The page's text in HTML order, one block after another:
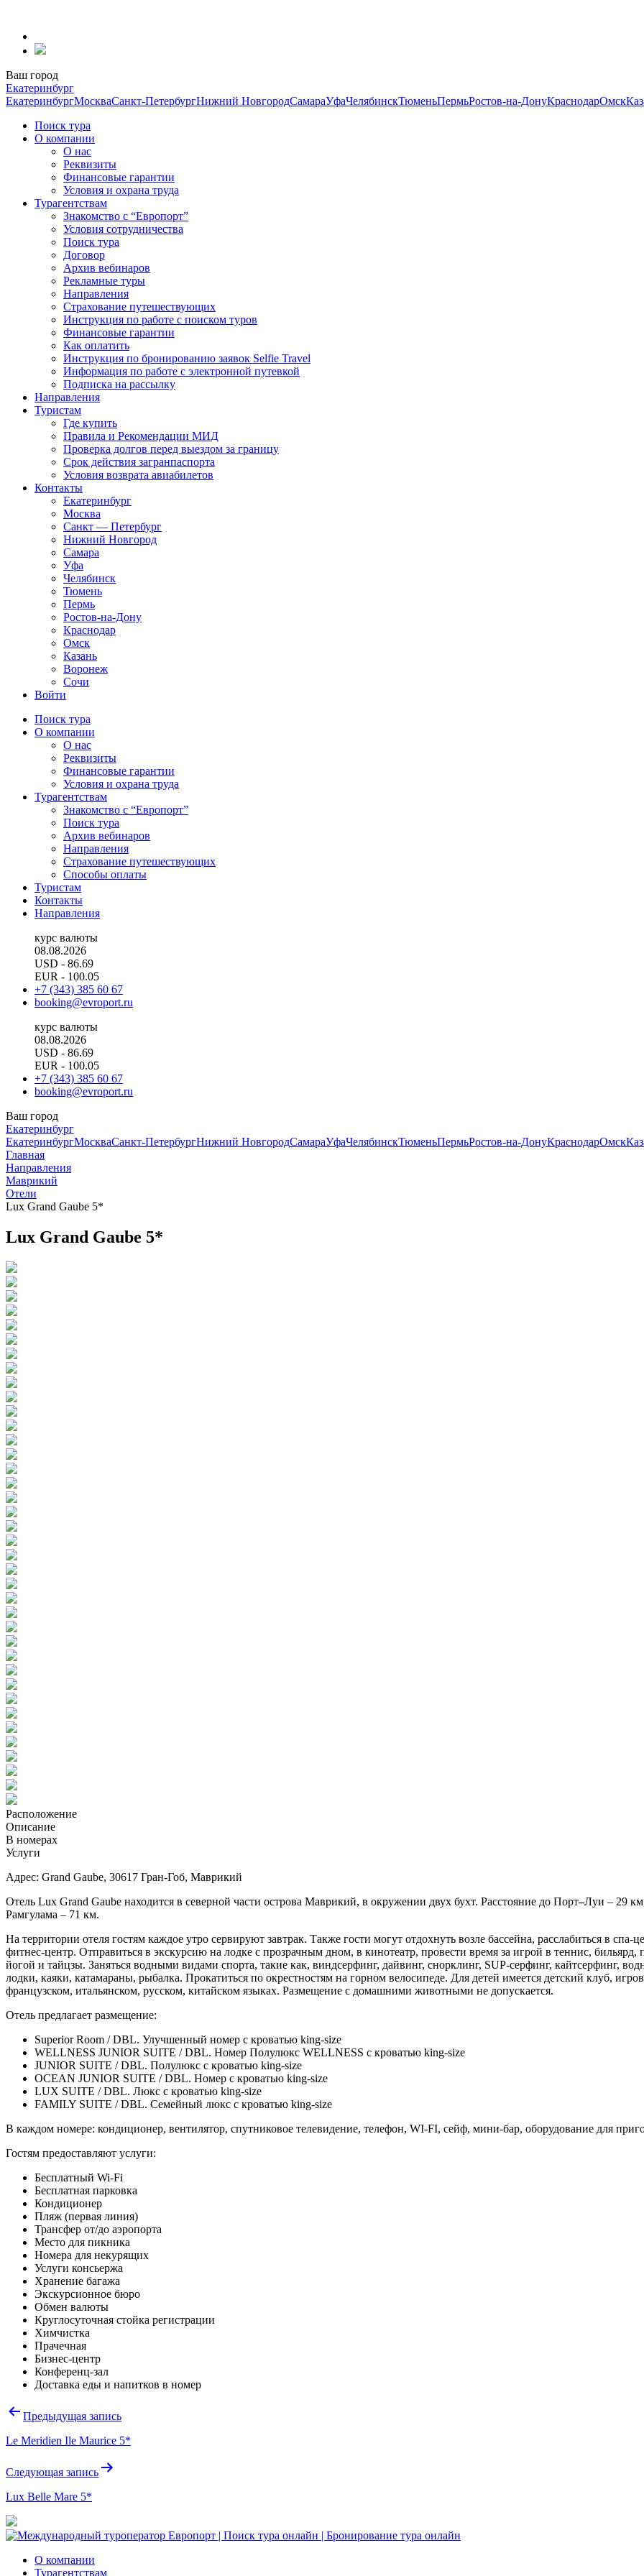
содержанию
Ваш город
Екатеринбург
ЕкатеринбургМоскваСанкт-ПетербургНижний НовгородСамараУфаЧелябинскТюменьПермьРостов-на-ДонуКраснодарОмск
Поиск тура
О компании
О нас
Реквизиты
Финансовые гарантии
Условия и охрана труда
Турагентствам
Знакомство с “Европорт”
Условия сотрудничества
Поиск тура
Договор
Архив вебинаров
Рекламные туры
Направления
Страхование путешествующих
Инструкция по работе с поиском туров
Финансовые гарантии
Как оплатить
Инструкция по бронированию заявок Selfie Travel
Информация по работе с электронной путевкой
Подписка на рассылку
Направления
Туристам
Где купить
Правила и Рекомендации МИД
Проверка долгов перед выездом за границу
Срок действия загранпаспорта
Условия возврата авиабилетов
Контакты
Екатеринбург
Москва
Санкт — Петербург
Нижний Новгород
Самара
Уфа
Челябинск
Тюмень
Пермь
Ростов-на-Дону
Краснодар
Омск
Казань
Воронеж
Сочи
Войти
Поиск тура
О компании
О нас
Реквизиты
Финансовые гарантии
Условия и охрана труда
Турагентствам
Знакомство с “Европорт”
Поиск тура
Архив вебинаров
Направления
Страхование путешествующих
Способы оплаты
Туристам
Контакты
Направления
курс валюты
08.08.2026
USD - 86.69
EUR - 100.05
+7 (343) 385 60 67
booking@evroport.ru
курс валюты
08.08.2026
USD - 86.69
EUR - 100.05
+7 (343) 385 60 67
booking@evroport.ru
Ваш город
Екатеринбург
ЕкатеринбургМоскваСанкт-ПетербургНижний НовгородСамараУфаЧелябинскТюменьПермьРостов-на-ДонуКраснодарОмск
Главная
Направления
Маврикий
Отели
Lux Grand Gaube 5*
Lux Grand Gaube 5*
Расположение
Описание
В номерах
Услуги
Адрес: Grand Gaube, 30617 Гран-Гоб, Маврикий
Отель Lux Grand Gaube находится в северной части острова Маврикий, в окружении двух бухт. Расстояние до Порт–Луи – 29
Рамгулама – 71 км.
На территории отеля гостям каждое утро сервируют завтрак. Также гости могут отдохнуть возле бассейна, расслабиться в
фитнес-центр. Отправиться в экскурсию на лодке с прозрачным дном, в кинотеатр, провести время за игрой в теннис,
йогой и тайцзы. Заняться водными видами спорта, такие как, виндсерфинг, дайвинг, снорклинг, SUP-серфинг, кайтсерфинг,
лодки, каяки, катамараны, рыбалка. Прокатиться по окрестностям на горном велосипеде. Для детей имеется детский клуб,
французском, итальянском, русском, китайском языках. Размещение с домашними животными не допускается.
Отель предлагает размещение:
Superior Room / DBL. Улучшенный номер с кроватью king-size
WELLNESS JUNIOR SUITE / DBL. Номер Полулюкс WELLNESS с кроватью king-size
JUNIOR SUITE / DBL. Полулюкс с кроватью king-size
OCEAN JUNIOR SUITE / DBL. Номер с кроватью king-size
LUX SUITE / DBL. Люкс с кроватью king-size
FAMILY SUITE / DBL. Семейный люкс с кроватью king-size
В каждом номере: кондиционер, вентилятор, спутниковое телевидение, телефон, WI-FI, сейф, мини-бар, оборудование для
Гостям предоставляют услуги:
Бесплатный Wi-Fi
Бесплатная парковка
Кондиционер
Пляж (первая линия)
Трансфер от/до аэропорта
Место для пикника
Номера для некурящих
Услуги консьержа
Хранение багажа
Экскурсионное бюро
Обмен валюты
Круглосуточная стойка регистрации
Химчистка
Прачечная
Бизнес-центр
Конференц-зал
Доставка еды и напитков в номер
Навигация
записям
Предыдущая запись
Le Meridien Ile Maurice 5*
Следующая запись
Lux Belle Mare 5*
О компании
Турагентствам